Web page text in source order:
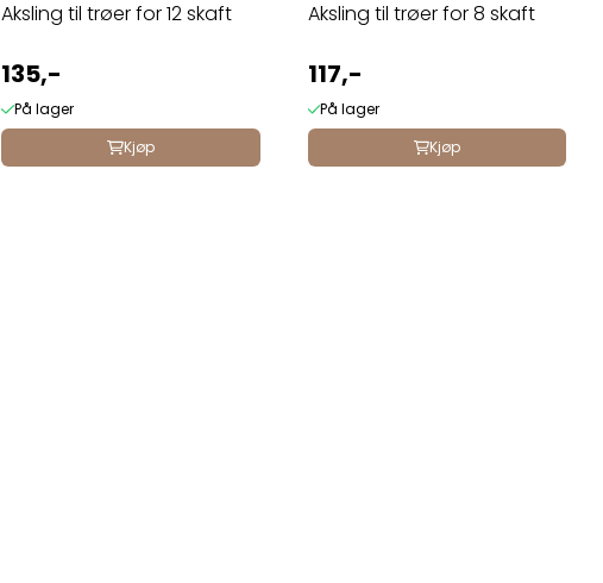
Aksling til trøer for 12 skaft
135,-
På lager
Kjøp
Aksling til trøer for 8 skaft
117,-
På lager
Kjøp